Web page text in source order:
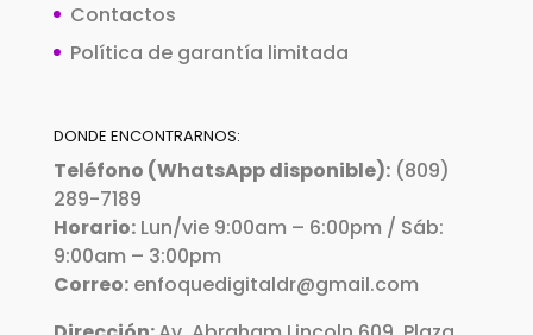
Contactos
Política de garantía limitada
DONDE ENCONTRARNOS:
Teléfono (WhatsApp disponible):(809)
289-7189
Horario:Lun/vie 9:00am – 6:00pm / Sáb:
9:00am – 3:00pm
Correo:enfoquedigitaldr@gmail.com